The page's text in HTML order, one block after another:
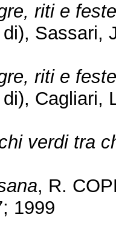
riti e
Sassari,
riti e
Cagliari,
verdi tra
, R.
1999